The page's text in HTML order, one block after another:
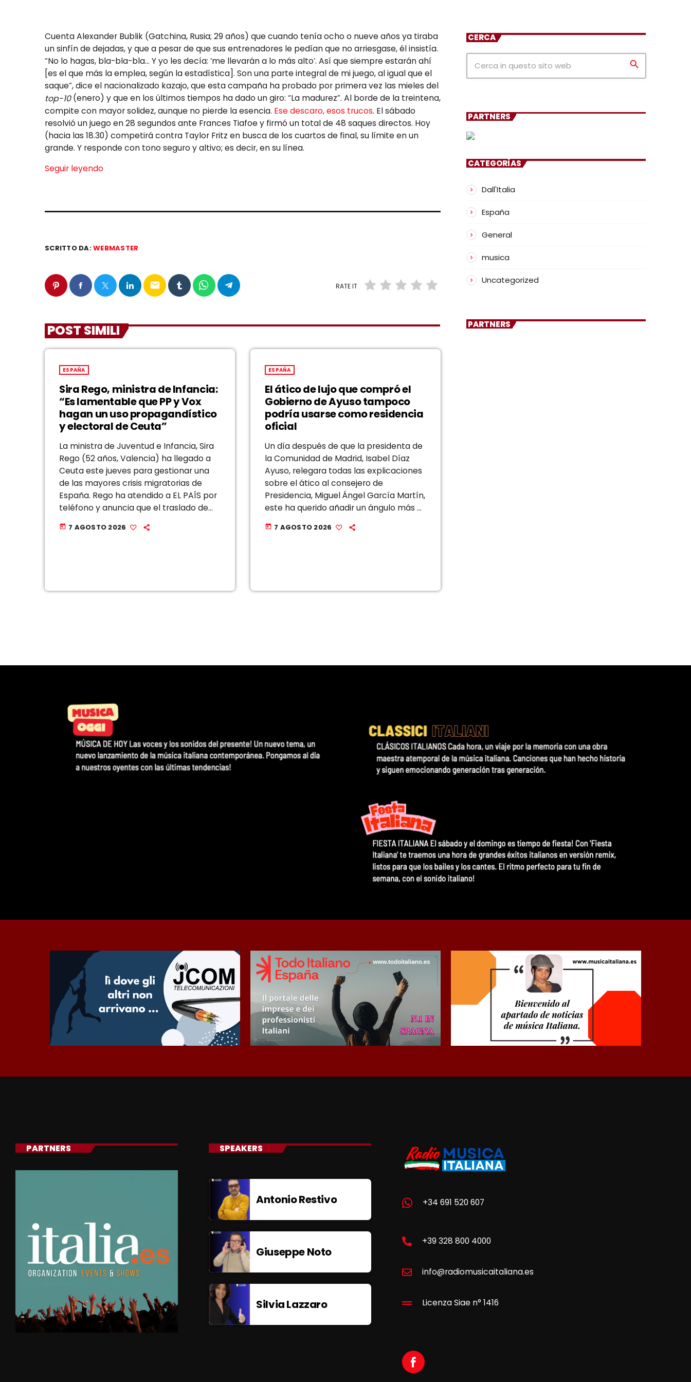
Cuenta Alexander Bublik (Gatchina, Rusia; 29 años) que cuando tenía ocho o nueve años ya tiraba
un sinfín de dejadas, y que a pesar de que sus entrenadores le pedían que no arriesgase, él insistía.
“No lo hagas, bla-bla-bla… Y yo les decía: ‘me llevarán a lo más alto’. Así que siempre estarán ahí
[es el que más la emplea, según la estadística]. Son una parte integral de mi juego, al igual que el
saque”, dice el nacionalizado kazajo, que esta campaña ha probado por primera vez las mieles del
top-10(enero) y que en los últimos tiempos ha dado un giro: “La madurez”. Al borde de la treintena,
compite con mayor solidez, aunque no pierde la esencia. Ese descaro, esos trucos. El sábado
resolvió un juego en 28 segundos ante Frances Tiafoe y firmó un total de 48 saques directos. Hoy
(hacia las 18.30) competirá contra Taylor Fritz en busca de los cuartos de final, su límite en un
grande. Y responde con tono seguro y altivo; es decir, en su línea.
Seguir leyendo
SCRITTO DA:WEBMASTER
email RATE IT
POST SIMILI
ESPAÑA
Sira Rego, ministra de Infancia:
“Es lamentable que PP y Vox
hagan un uso propagandístico
y electoral de Ceuta”
La ministra de Juventud e Infancia, Sira
Rego (52 años, Valencia) ha llegado a
Ceuta este jueves para gestionar una
de las mayores crisis migratorias de
España. Rego ha atendido a EL PAÍS por
teléfono y anuncia que el traslado de
los menores migrantes a las
comunidades autónomas se hará […]
today 7 AGOSTO 2026
ESPAÑA
El ático de lujo que compró el
Gobierno de Ayuso tampoco
podría usarse como residencia
oficial
Un día después de que la presidenta de
la Comunidad de Madrid, Isabel Díaz
Ayuso, relegara todas las explicaciones
sobre el ático al consejero de
Presidencia, Miguel Ángel García Martín,
este ha querido añadir un ángulo más a
la polémica, una reflexión que, a su
juicio, se está pasando por […]
today 7 AGOSTO 2026
CERCA
search
PARTNERS
CATEGORÍAS
Dall'Italia
España
General
musica
Uncategorized
PARTNERS
PARTNERS SPEAKERS
Antonio Restivo
Giuseppe Noto
Silvia Lazzaro
+34 691 520 607
+39 328 800 4000
info@radiomusicaitaliana.es
Licenza Siae n° 1416